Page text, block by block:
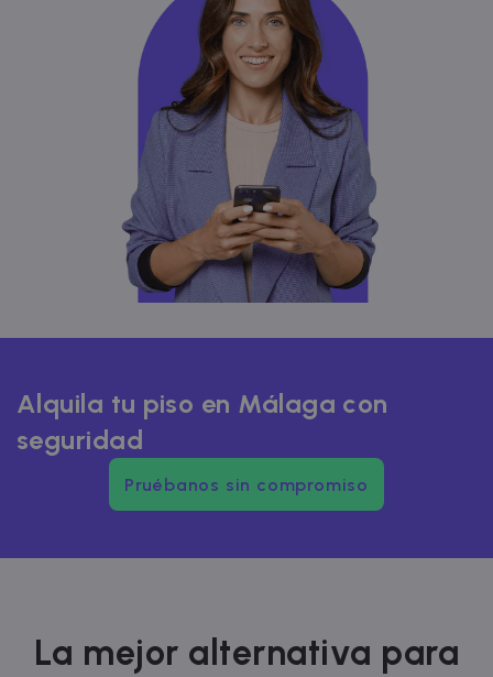
Alquila tu piso en Málaga con
seguridad
Pruébanos sin compromiso
La mejor alternativa para